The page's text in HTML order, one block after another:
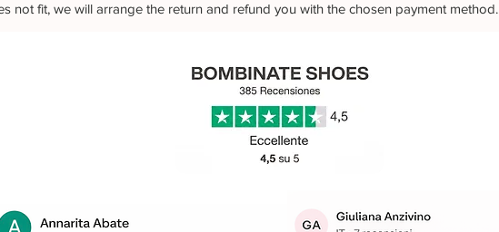
not fit, we will arrange the return and refund you with the chosen payment method.